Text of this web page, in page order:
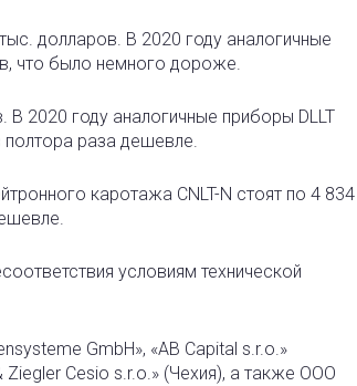
долларов. В 2020 году аналогичные
что было немного дороже.
2020 году аналогичные приборы DLLT
полтора раза дешевле.
каротажа CNLT-N стоят по 4 834
условиям технической
GmbH», «AB Capital s.r.o.»
Ziegler Cesio s.r.o.» (Чехия), а также ООО